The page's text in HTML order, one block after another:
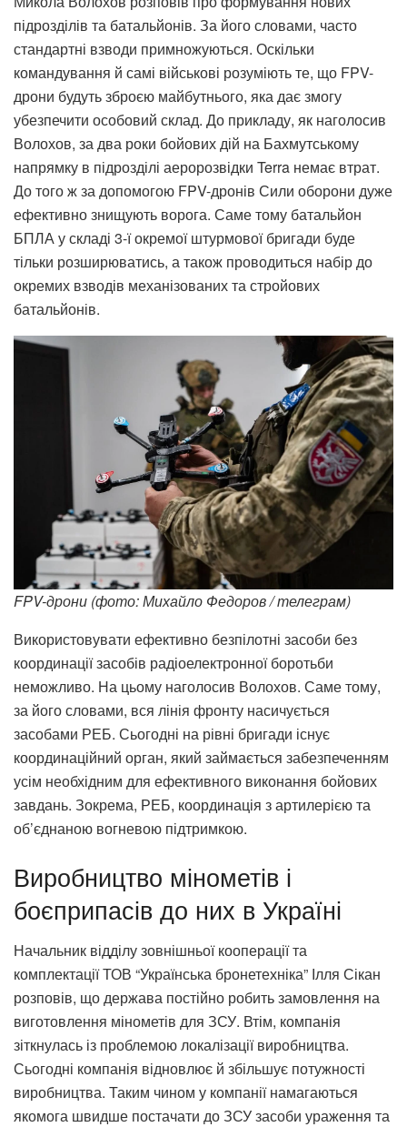
підрозділів та батальйонів. За його словами, часто
стандартні взводи примножуються. Оскільки
командування й самі військові розуміють те, що FPV-
дрони будуть зброєю майбутнього, яка дає змогу
убезпечити особовий склад. До прикладу, як наголосив
Волохов, за два роки бойових дій на Бахмутському
напрямку в підрозділі аеророзвідки Terra немає втрат.
До того ж за допомогою FPV-дронів Сили оборони дуже
ефективно знищують ворога. Саме тому батальйон
БПЛА у складі 3-ї окремої штурмової бригади буде
тільки розширюватись, а також проводиться набір до
окремих взводів механізованих та стройових
батальйонів.
FPV-дрони (фото: Михайло Федоров / телеграм)
Використовувати ефективно безпілотні засоби без
координації засобів радіоелектронної боротьби
неможливо. На цьому наголосив Волохов. Саме тому,
за його словами, вся лінія фронту насичується
засобами РЕБ. Сьогодні на рівні бригади існує
координаційний орган, який займається забезпеченням
усім необхідним для ефективного виконання бойових
завдань. Зокрема, РЕБ, координація з артилерією та
об’єднаною вогневою підтримкою.
Виробництво мінометів і
боєприпасів до них в Україні
Начальник відділу зовнішньої кооперації та
комплектації ТОВ “Українська бронетехніка” Ілля Сікан
розповів, що держава постійно робить замовлення на
виготовлення мінометів для ЗСУ. Втім, компанія
зіткнулась із проблемою локалізації виробництва.
Сьогодні компанія відновлює й збільшує потужності
виробництва. Таким чином у компанії намагаються
якомога швидше постачати до ЗСУ засоби ураження та